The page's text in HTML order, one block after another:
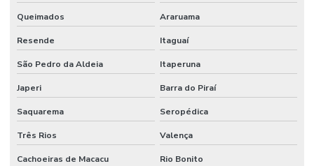
Queimados Araruama
Resende Itaguaí
São Pedro da Aldeia Itaperuna
Japeri Barra do Piraí
Saquarema Seropédica
Três Rios Valença
Cachoeiras de Macacu Rio Bonito